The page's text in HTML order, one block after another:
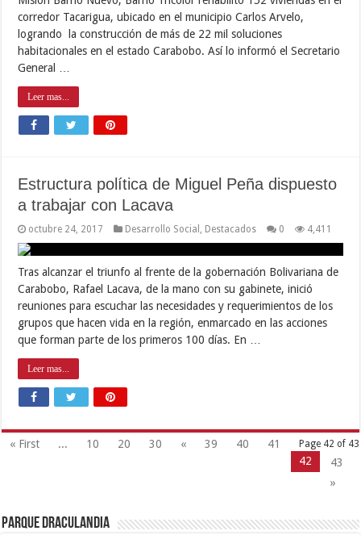
corredor Tacarigua, ubicado en el municipio Carlos Arvelo,
logrando la construcción de más de 22 mil soluciones
habitacionales en el estado Carabobo. Así lo informó el Secretario
General …
Leer mas...
Estructura política de Miguel Peña dispuesto
a trabajar con Lacava
octubre 24, 2017 Desarrollo Social Destacados 0 4,411
Tras alcanzar el triunfo al frente de la gobernación Bolivariana de
Carabobo, Rafael Lacava, de la mano con su gabinete, inició
reuniones para escuchar las necesidades y requerimientos de los
grupos que hacen vida en la región, enmarcado en las acciones
que forman parte de los primeros 100 días. En …
Leer mas...
Page 42 of 43
« First ... 10 20 30 « 39 40
41
42
43
»
Parque Draculandia